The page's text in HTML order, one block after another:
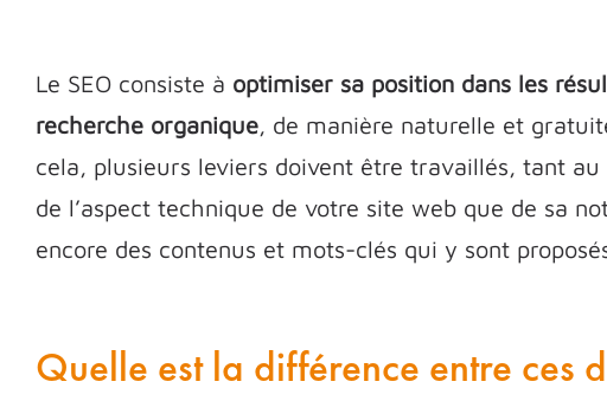
Le SEO consiste à optimiser sa position dans les
recherche organique, de manière naturelle et
cela, plusieurs leviers doivent être travaillés, tant au
de l’aspect technique de votre site web que de sa
encore des contenus et mots-clés qui y sont
Quelle est la différence entre ces